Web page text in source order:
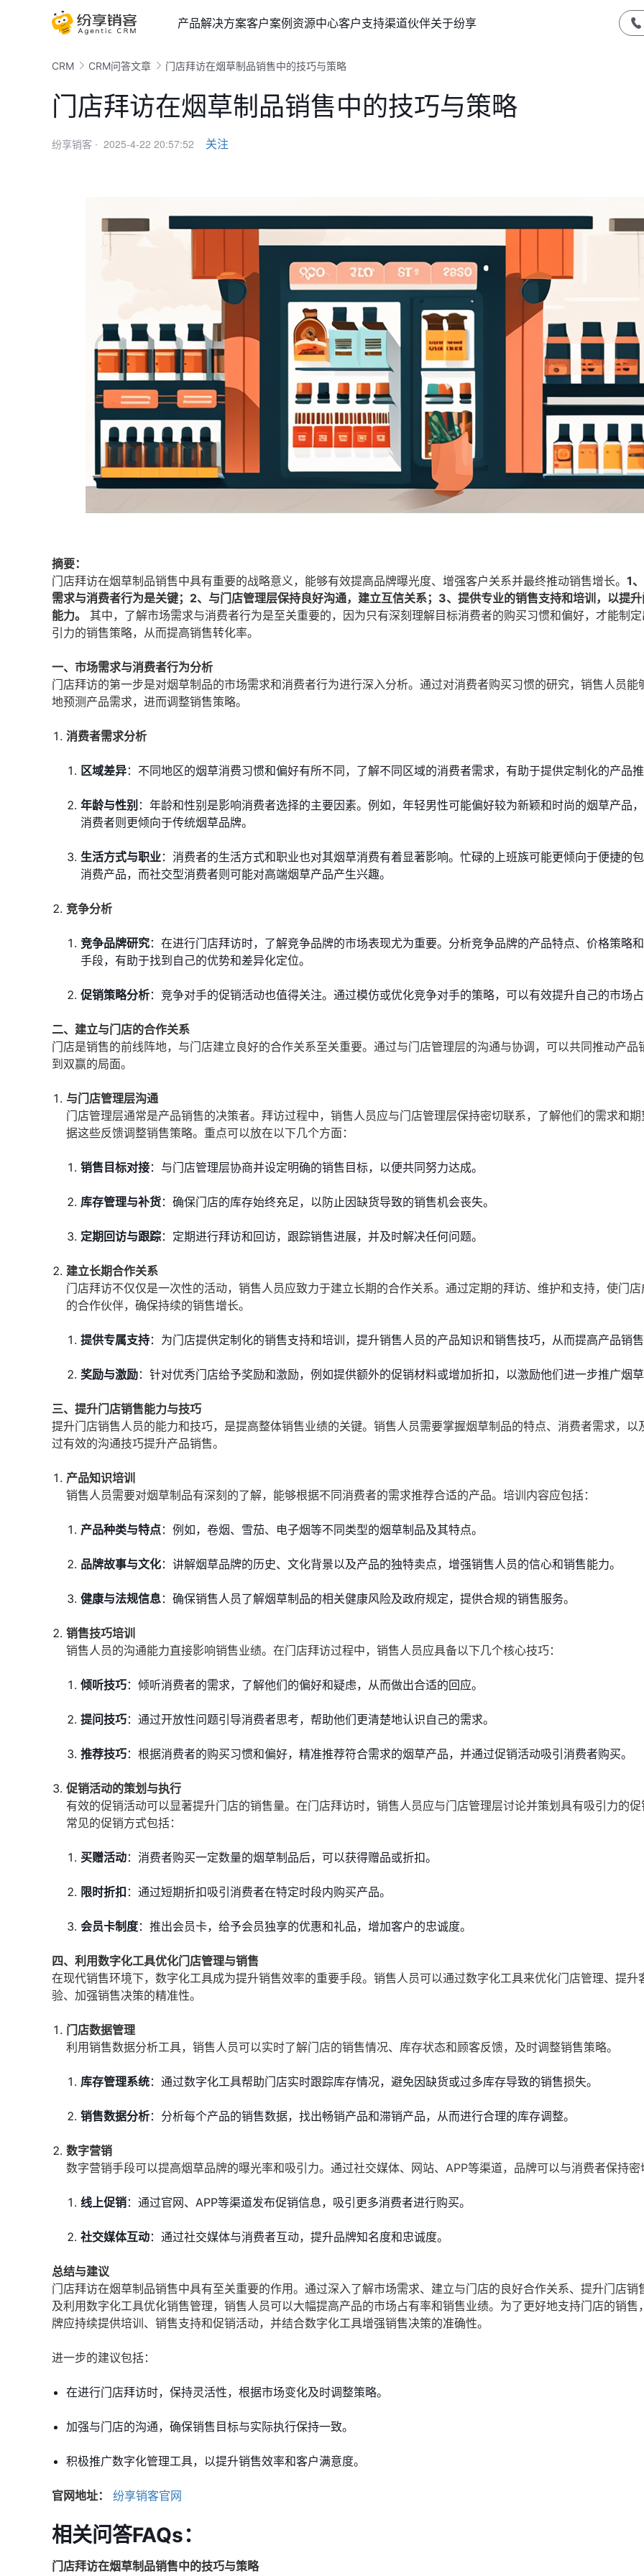
产品解决方案客户案例资源中心客户支持渠道伙伴关于纷享
CRM CRM问答文章 门店拜访在烟草制品销售中的技巧与策略
门店拜访在烟草制品销售中的技巧与策略
纷享销客 · 2025-4-22 20:57:52 关注
摘要：
门店拜访在烟草制品销售中具有重要的战略意义，能够有效提高品牌曝光度、增强客户关系并最终推动销售增长。 1
需求与消费者行为是关键；2、与门店管理层保持良好沟通，建立互信关系；3、提供专业的销售支持和培训，以提
能力。
其中，了解市场需求与消费者行为是至关重要的，因为只有深刻理解目标消费者的购买习惯和偏好，才能制
引力的销售策略，从而提高销售转化率。
一、市场需求与消费者行为分析
门店拜访的第一步是对烟草制品的市场需求和消费者行为进行深入分析。通过对消费者购买习惯的研究，销售人员能
地预测产品需求，进而调整销售策略。
消费者需求分析
区域差异：不同地区的烟草消费习惯和偏好有所不同，了解不同区域的消费者需求，有助于提供定制化的产品
年龄与性别 ：年龄和性别是影响消费者选择的主要因素。例如，年轻男性可能偏好较为新颖和时尚的烟草产品
消费者则更倾向于传统烟草品牌。
生活方式与职业：消费者的生活方式和职业也对其烟草消费有着显著影响。忙碌的上班族可能更倾向于便捷的
消费产品，而社交型消费者则可能对高端烟草产品产生兴趣。
竞争分析
竞争品牌研究：在进行门店拜访时，了解竞争品牌的市场表现尤为重要。分析竞争品牌的产品特点、价格策略
手段，有助于找到自己的优势和差异化定位。
促销策略分析：竞争对手的促销活动也值得关注。通过模仿或优化竞争对手的策略，可以有效提升自己的市场
二、建立与门店的合作关系
门店是销售的前线阵地，与门店建立良好的合作关系至关重要。通过与门店管理层的沟通与协调，可以共同推动产品
到双赢的局面。
与门店管理层沟通
门店管理层通常是产品销售的决策者。拜访过程中，销售人员应与门店管理层保持密切联系，了解他们的需求和
据这些反馈调整销售策略。重点可以放在以下几个方面：
销售目标对接：与门店管理层协商并设定明确的销售目标，以便共同努力达成。
库存管理与补货：确保门店的库存始终充足，以防止因缺货导致的销售机会丧失。
定期回访与跟踪：定期进行拜访和回访，跟踪销售进展，并及时解决任何问题。
建立长期合作关系
门店拜访不仅仅是一次性的活动，销售人员应致力于建立长期的合作关系。通过定期的拜访、维护和支持，使门
的合作伙伴，确保持续的销售增长。
提供专属支持：为门店提供定制化的销售支持和培训，提升销售人员的产品知识和销售技巧，从而提高产品销
奖励与激励：针对优秀门店给予奖励和激励，例如提供额外的促销材料或增加折扣，以激励他们进一步推广烟
三、提升门店销售能力与技巧
提升门店销售人员的能力和技巧，是提高整体销售业绩的关键。销售人员需要掌握烟草制品的特点、消费者需求，以
过有效的沟通技巧提升产品销售。
产品知识培训
销售人员需要对烟草制品有深刻的了解，能够根据不同消费者的需求推荐合适的产品。培训内容应包括：
产品种类与特点：例如，卷烟、雪茄、电子烟等不同类型的烟草制品及其特点。
品牌故事与文化：讲解烟草品牌的历史、文化背景以及产品的独特卖点，增强销售人员的信心和销售能力。
健康与法规信息：确保销售人员了解烟草制品的相关健康风险及政府规定，提供合规的销售服务。
销售技巧培训
销售人员的沟通能力直接影响销售业绩。在门店拜访过程中，销售人员应具备以下几个核心技巧：
倾听技巧：倾听消费者的需求，了解他们的偏好和疑虑，从而做出合适的回应。
提问技巧：通过开放性问题引导消费者思考，帮助他们更清楚地认识自己的需求。
推荐技巧：根据消费者的购买习惯和偏好，精准推荐符合需求的烟草产品，并通过促销活动吸引消费者购买。
促销活动的策划与执行
有效的促销活动可以显著提升门店的销售量。在门店拜访时，销售人员应与门店管理层讨论并策划具有吸引力的
常见的促销方式包括：
买赠活动：消费者购买一定数量的烟草制品后，可以获得赠品或折扣。
限时折扣 ：通过短期折扣吸引消费者在特定时段内购买产品。
会员卡制度：推出会员卡，给予会员独享的优惠和礼品，增加客户的忠诚度。
四、利用数字化工具优化门店管理与销售
在现代销售环境下，数字化工具成为提升销售效率的重要手段。销售人员可以通过数字化工具来优化门店管理、提升
验、加强销售决策的精准性。
门店数据管理
利用销售数据分析工具，销售人员可以实时了解门店的销售情况、库存状态和顾客反馈，及时调整销售策略。
库存管理系统：通过数字化工具帮助门店实时跟踪库存情况，避免因缺货或过多库存导致的销售损失。
销售数据分析：分析每个产品的销售数据，找出畅销产品和滞销产品，从而进行合理的库存调整。
数字营销
数字营销手段可以提高烟草品牌的曝光率和吸引力。通过社交媒体、网站、APP等渠道，品牌可以与消费者保持密
线上促销：通过官网、APP等渠道发布促销信息，吸引更多消费者进行购买。
社交媒体互动：通过社交媒体与消费者互动，提升品牌知名度和忠诚度。
总结与建议
门店拜访在烟草制品销售中具有至关重要的作用。通过深入了解市场需求、建立与门店的良好合作关系、提升门店销
及利用数字化工具优化销售管理，销售人员可以大幅提高产品的市场占有率和销售业绩。为了更好地支持门店的销售
牌应持续提供培训、销售支持和促销活动，并结合数字化工具增强销售决策的准确性。
进一步的建议包括：
在进行门店拜访时，保持灵活性，根据市场变化及时调整策略。
加强与门店的沟通，确保销售目标与实际执行保持一致。
积极推广数字化管理工具，以提升销售效率和客户满意度。
官网地址： 纷享销客官网
相关问答FAQs：
门店拜访在烟草制品销售中的技巧与策略